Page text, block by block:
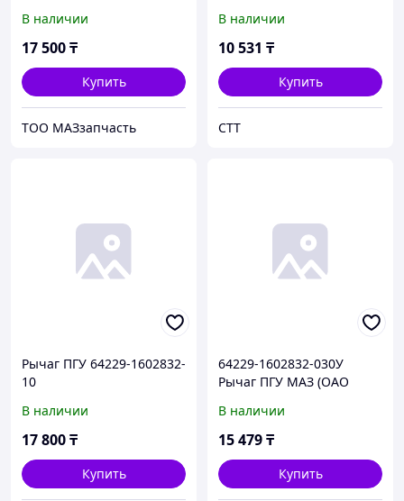
шт
В наличии
17 500₸
Купить
ТОО МАЗзапчасть
В наличии
10 531 ₸
Купить
СТТ
Рычаг ПГУ 64229-1602832-
10
В наличии
17 800₸
Купить
64229-1602832-030У
Рычаг ПГУ МАЗ (ОАО
В наличии
15 479₸
Купить